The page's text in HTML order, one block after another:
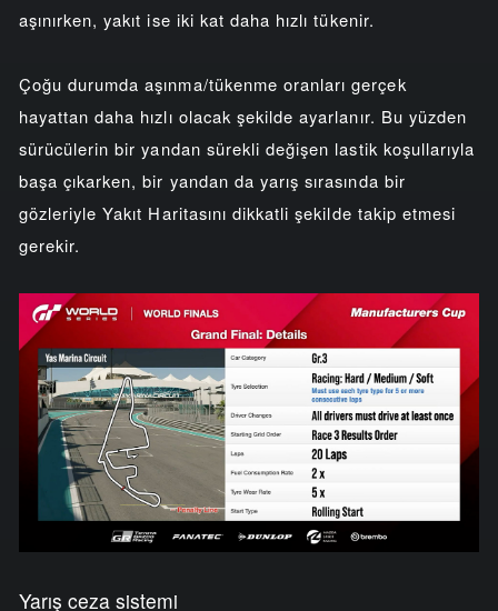
aşınırken, yakıt ise iki kat daha hızlı tükenir.
Çoğu durumda aşınma/tükenme oranları gerçek
hayattan daha hızlı olacak şekilde ayarlanır. Bu yüzden
sürücülerin bir yandan sürekli değişen lastik koşullarıyla
başa çıkarken, bir yandan da yarış sırasında bir
gözleriyle Yakıt Haritasını dikkatli şekilde takip etmesi
gerekir.
Yarış ceza sistemi